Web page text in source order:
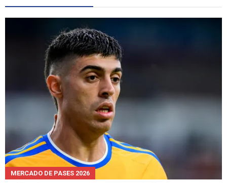
MERCADO DE PASES 2026